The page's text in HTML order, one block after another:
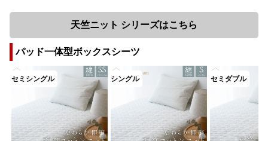
天竺ニット シリーズはこちら
パッド一体型ボックスシーツ